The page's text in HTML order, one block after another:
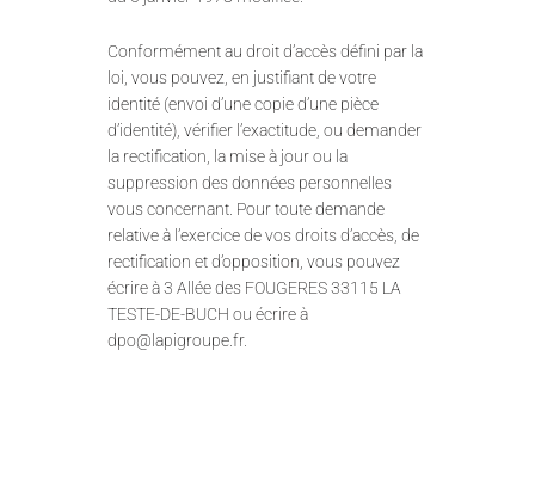
Conformément au droit d’accès défini par la
loi, vous pouvez, en justifiant de votre
identité (envoi d’une copie d’une pièce
d’identité), vérifier l’exactitude, ou demander
la rectification, la mise à jour ou la
suppression des données personnelles
vous concernant. Pour toute demande
relative à l’exercice de vos droits d’accès, de
rectification et d’opposition, vous pouvez
écrire à 3 Allée des FOUGERES 33115 LA
TESTE-DE-BUCH ou écrire à
dpo@lapigroupe.fr.